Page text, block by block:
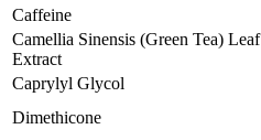
Caffeine
Camellia Sinensis (Green Tea) Leaf
Extract
Caprylyl Glycol
Dimethicone